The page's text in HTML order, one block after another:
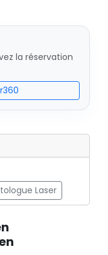
la réservation
Laser